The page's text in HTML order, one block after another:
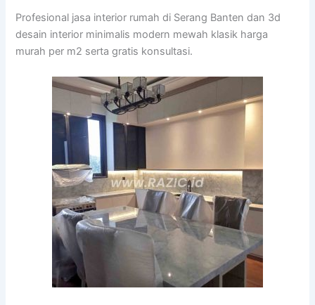
Profesional jasa interior rumah di Serang Banten dan 3d
desain interior minimalis modern mewah klasik harga
murah per m2 serta gratis konsultasi.